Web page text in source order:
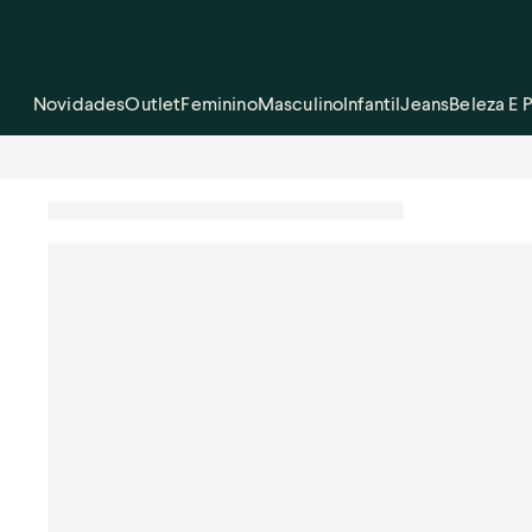
NovidadesOutletFemininoMasculinoInfantilJeansBeleza E